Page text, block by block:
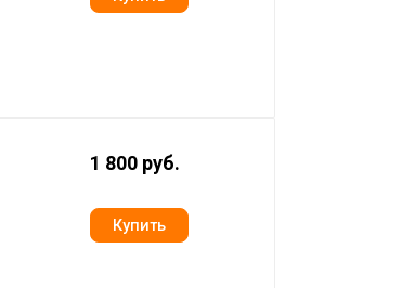
1 800 руб.